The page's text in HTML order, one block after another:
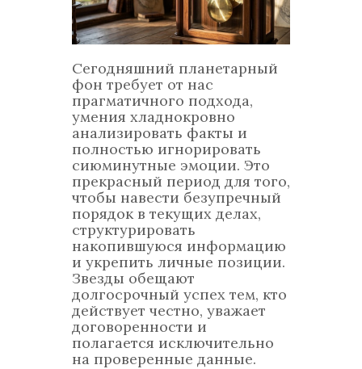
Сегодняшний планетарный
фон требует от нас
прагматичного подхода,
умения хладнокровно
анализировать факты и
полностью игнорировать
сиюминутные эмоции. Это
прекрасный период для того,
чтобы навести безупречный
порядок в текущих делах,
структурировать
накопившуюся информацию
и укрепить личные позиции.
Звезды обещают
долгосрочный успех тем, кто
действует честно, уважает
договоренности и
полагается исключительно
на проверенные данные.